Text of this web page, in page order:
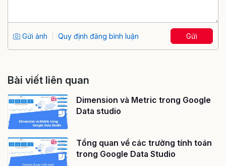
Gửi ảnh Quy định đăng bình luận Gửi
Bài viết liên quan
Dimension và Metric trong Google
Data studio
Tổng quan về các trường tính toán
trong Google Data Studio